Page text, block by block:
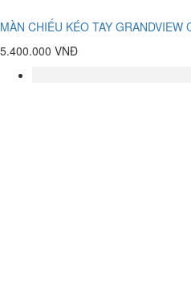
MÀN CHIẾU KÉO TAY GRANDVIEW
5.400.000 VNĐ